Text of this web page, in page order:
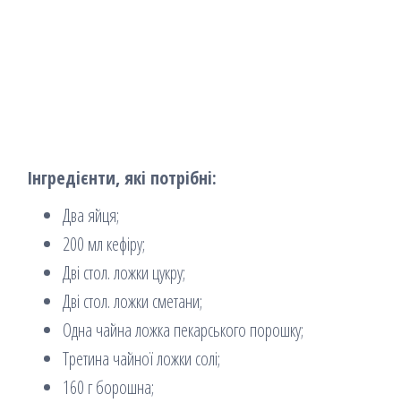
Інгредієнти, які потрібні:
Два яйця;
200 мл кефіру;
Дві стол. ложки цукру;
Дві стол. ложки сметани;
Одна чайна ложка пекарського порошку;
Третина чайної ложки солі;
160 г борошна;